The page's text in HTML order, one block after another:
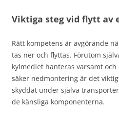
Viktiga steg vid flytt av
Rätt kompetens är avgörande
tas ner och flyttas. Förutom
kylmediet hanteras varsamt
säker nedmontering är det
skyddat under själva
de känsliga komponenterna.